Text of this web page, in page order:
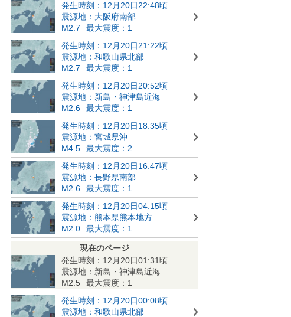
発生時刻：12月20日22:48頃
震源地：大阪府南部
M2.7
最大震度：1
発生時刻：12月20日21:22頃
震源地：和歌山県北部
M2.7
最大震度：1
発生時刻：12月20日20:52頃
震源地：新島・神津島近海
M2.6
最大震度：1
発生時刻：12月20日18:35頃
震源地：宮城県沖
M4.5
最大震度：2
発生時刻：12月20日16:47頃
震源地：長野県南部
M2.6
最大震度：1
発生時刻：12月20日04:15頃
震源地：熊本県熊本地方
M2.0
最大震度：1
現在のページ
発生時刻：12月20日01:31頃
震源地：新島・神津島近海
M2.5
最大震度：1
発生時刻：12月20日00:08頃
震源地：和歌山県北部